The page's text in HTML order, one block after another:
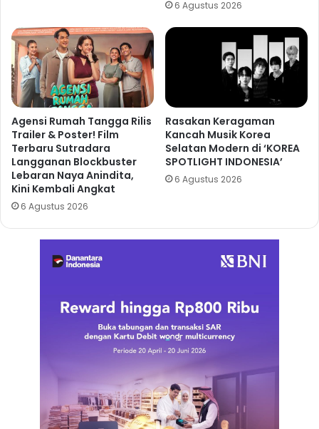
6 Agustus 2026
Agensi Rumah Tangga Rilis
Trailer & Poster! Film
Terbaru Sutradara
Langganan Blockbuster
Lebaran Naya Anindita,
Kini Kembali Angkat
6 Agustus 2026
Rasakan Keragaman
Kancah Musik Korea
Selatan Modern di ‘KOREA
SPOTLIGHT INDONESIA’
6 Agustus 2026